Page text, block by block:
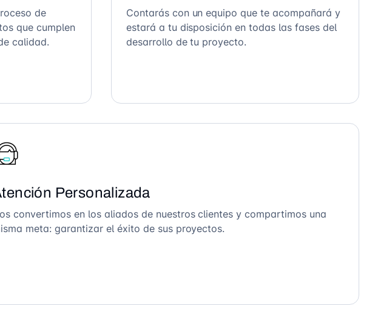
de
que cumplen
calidad.
Contarás con un equipo que te acompañará y
estará a tu disposición en todas las fases del
desarrollo de tu proyecto.
Personalizada
convertimos en los aliados de nuestros clientes y compartimos una
meta: garantizar el éxito de sus proyectos.